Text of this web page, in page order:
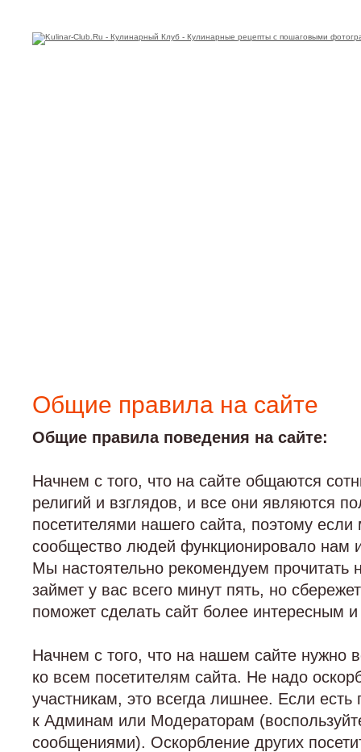
Общие правила на сайте
Общие правила поведения на сайте:
Начнем с того, что на сайте общаются
религий и взглядов, и все они являются
посетителями нашего сайта, поэтому
сообщество людей функционировало нам
Мы настоятельно рекомендуем прочитать
займет у вас всего минут пять, но
поможет сделать сайт более интересным
Начнем с того, что на нашем сайте нужно
ко всем посетителям сайта. Не надо
участникам, это всегда лишнее. Если есть
к Админам или Модераторам
сообщениями). Оскорбление других